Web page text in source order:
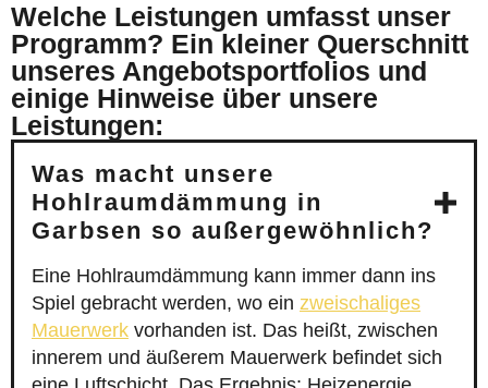
Welche Leistungen umfasst unser
Programm? Ein kleiner Querschnitt
unseres Angebotsportfolios und
einige Hinweise über unsere
Leistungen:
Was macht unsere
Hohlraumdämmung in
Garbsen so außergewöhnlich?
Eine Hohlraumdämmung kann immer dann ins
Spiel gebracht werden, wo ein zweischaliges
Mauerwerk vorhanden ist. Das heißt, zwischen
innerem und äußerem Mauerwerk befindet sich